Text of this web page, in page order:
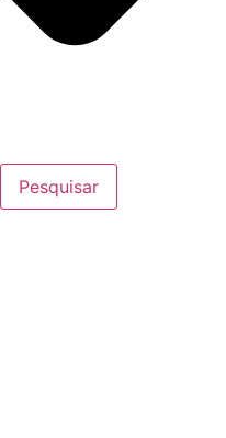
Pesquisar